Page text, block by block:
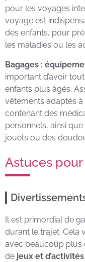
pour les voyages
voyage est
des enfants, pour
les maladies ou les
Bagages :
important d’avoir
enfants plus âgés.
vêtements adaptés
contenant des
personnels, ainsi
jouets ou des
Astuces
Il est primordial de
durant le trajet. Cela
avec beaucoup plus
de jeux et d’activités